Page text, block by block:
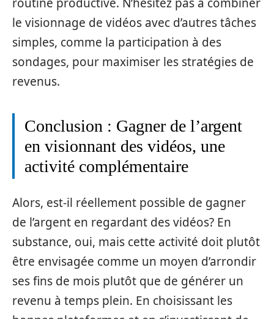
le visionnage de vidéos avec d’autres tâches
simples, comme la participation à des
sondages, pour maximiser les stratégies de
revenus.
Conclusion : Gagner de l’argent
en visionnant des vidéos, une
activité complémentaire
Alors, est-il réellement possible de gagner
de l’argent en regardant des vidéos? En
substance, oui, mais cette activité doit plutôt
être envisagée comme un moyen d’arrondir
ses fins de mois plutôt que de générer un
revenu à temps plein. En choisissant les